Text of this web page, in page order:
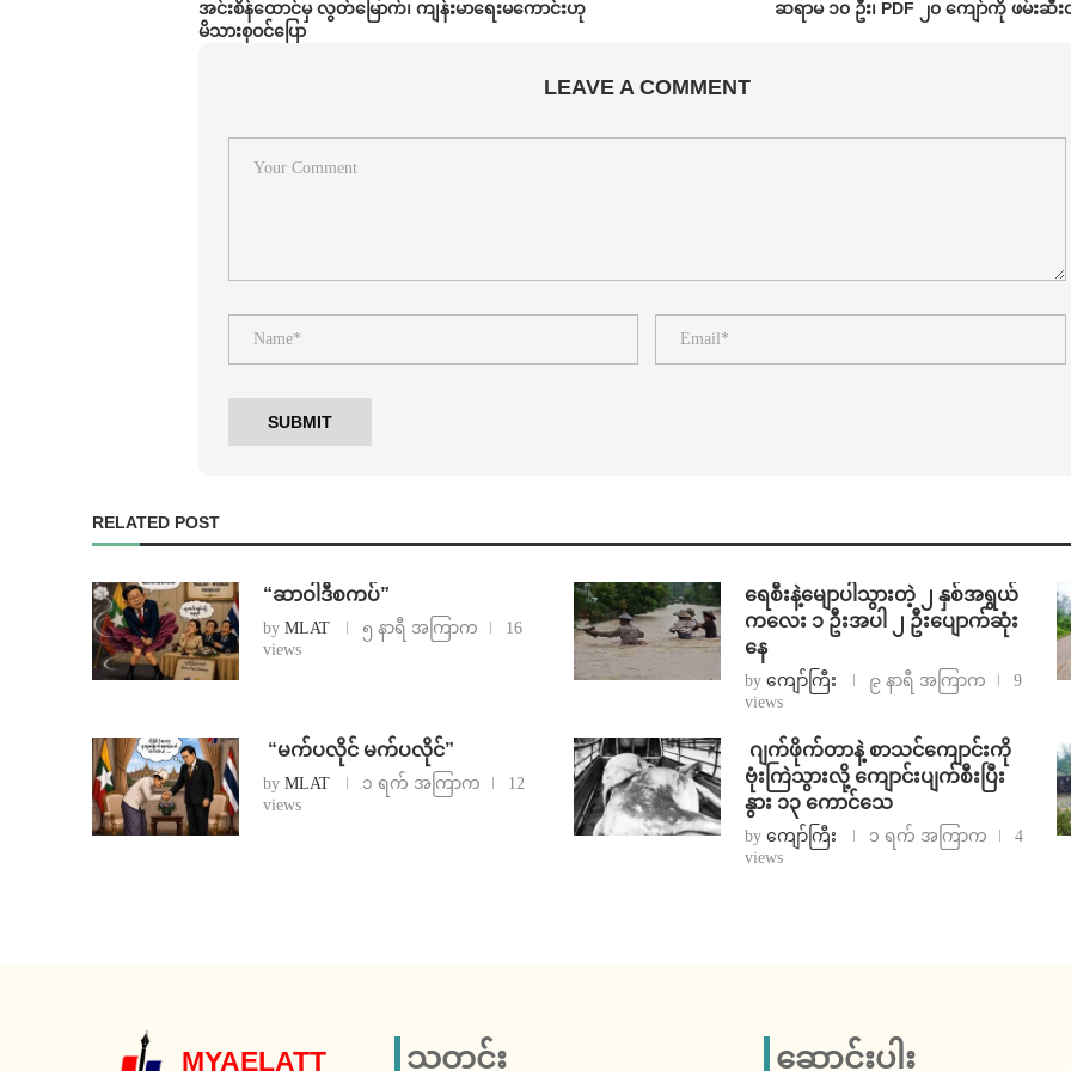
အင်းစိန်ထောင်မှ လွတ်မြောက်၊ ကျန်းမာရေးမကောင်းဟု
မိသားစုဝင်ပြော
ဆရာမ ၁၀ ဦး၊ PDF ၂၀ ကျော်ကို ဖမ်းဆီး
LEAVE A COMMENT
RELATED POST
“ဆာဝါဒီစကပ်”
by MLAT ၅ နာရီ အကြာက
16
views
ရေစီးနဲ့မျောပါသွားတဲ့ ၂ နှစ်အရွယ်
ကလေး ၁ ဦးအပါ ၂ ဦးပျောက်ဆုံး
နေ
by ကျော်ကြီး ၉ နာရီ အကြာက
9
views
⁨ ⁨“မက်ပလိုင် မက်ပလိုင်”
by MLAT ၁ ရက် အကြာက
12
views
⁨⁩ ⁨ဂျက်ဖိုက်တာနဲ့ စာသင်ကျောင်းကို
ဗုံးကြဲသွားလို့ ကျောင်းပျက်စီးပြီး
နွား ၁၃ ကောင်သေ
by ကျော်ကြီး ၁ ရက် အကြာက
4
views
MYAELATT သတင်း ဆောင်းပါး